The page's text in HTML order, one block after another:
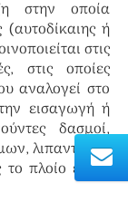
στην οποία
ή
στις
στις οποίες
αναλογεί στο
εισαγωγή ή
δασμοί,
λιπαντικών
πλοίο έτυχε